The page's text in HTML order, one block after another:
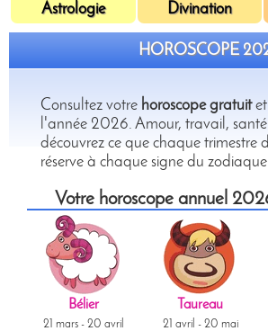
Astrologie
Divination
HOROSCOPE
Consultez votre horoscope gratuitet
l'année 2026. Amour, travail,
découvrez ce que chaque trimestre
réserve à chaque signe du
Votre horoscope annuel
Bélier
21 mars - 20 avril
Taureau
21 avril - 20 mai